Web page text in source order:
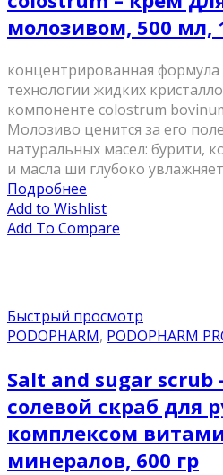
молозивом, 500 мл,
концентрированная
технологии жидких
компоненте colostrum
Молозиво ценится за его
натуральных масел: бурити,
и масла ши глубоко
Подробнее
Add to Wishlist
Add To Compare
Быстрый просмотр
PODOPHARM, PODOPHARM
Salt and sugar scrub
солевой скраб для
комплексом
минералов, 600 гр